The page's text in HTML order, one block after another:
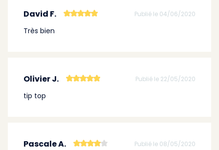
David F. Publié le 04/06/2020
Très bien
Olivier J. Publié le 22/05/2020
tip top
Pascale A. Publié le 08/05/2020